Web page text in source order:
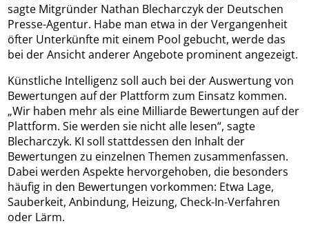
sagte Mitgründer Nathan Blecharczyk der Deutschen
Presse-Agentur. Habe man etwa in der Vergangenheit
öfter Unterkünfte mit einem Pool gebucht, werde das
bei der Ansicht anderer Angebote prominent angezeigt.
Künstliche Intelligenz soll auch bei der Auswertung von
Bewertungen auf der Plattform zum Einsatz kommen.
„Wir haben mehr als eine Milliarde Bewertungen auf der
Plattform. Sie werden sie nicht alle lesen“, sagte
Blecharczyk. KI soll stattdessen den Inhalt der
Bewertungen zu einzelnen Themen zusammenfassen.
Dabei werden Aspekte hervorgehoben, die besonders
häufig in den Bewertungen vorkommen: Etwa Lage,
Sauberkeit, Anbindung, Heizung, Check-In-Verfahren
oder Lärm.